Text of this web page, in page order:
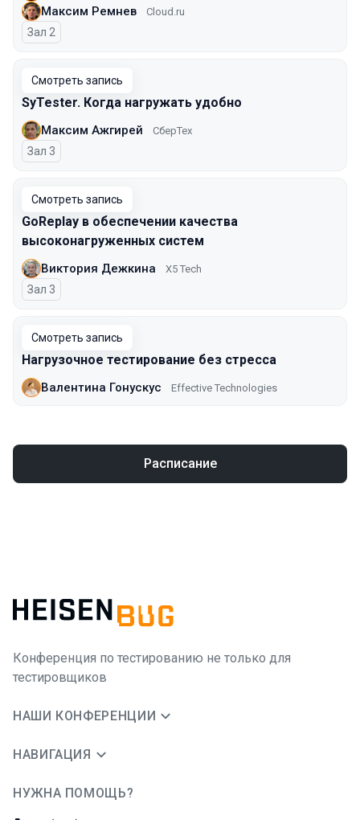
Максим Ремнев Cloud.ru
Зал 2
Смотреть запись
SyTester. Когда нагружать удобно
Максим Ажгирей СберТех
Зал 3
Смотреть запись
GoReplay в обеспечении качества
высоконагруженных систем
Виктория Дежкина X5 Tech
Зал 3
Смотреть запись
Нагрузочное тестирование без стресса
Валентина Гонускус Effective Technologies
Расписание
Конференция по тестированию не только для
тестировщиков
НАШИ КОНФЕРЕНЦИИ
НАВИГАЦИЯ
НУЖНА ПОМОЩЬ?